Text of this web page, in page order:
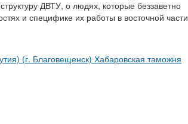
ДВТУ, о людях, которые беззаветно
и специфике их работы в восточной части
(г. Благовещенск) Хабаровская таможня